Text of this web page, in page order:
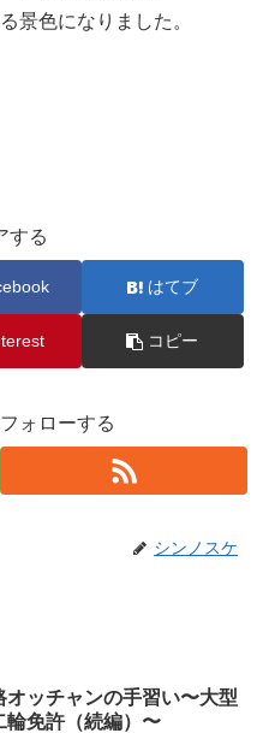
景色になりました。
する
はてブ
コピー
ォローする
シンノスケ
オッチャンの手習い〜大型
輪免許（続編）〜